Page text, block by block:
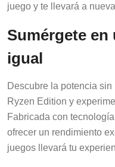
juego y te llevará a
Sumérgete
igual
Descubre la potencia
Ryzen Edition y
Fabricada con
ofrecer un rendimiento
juegos llevará tu